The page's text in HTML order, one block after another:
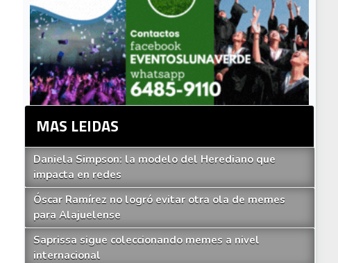
MAS LEIDAS
Daniela Simpson: la modelo del Herediano que
impacta en redes
Óscar Ramírez no logró evitar otra ola de memes
para Alajuelense
Saprissa sigue coleccionando memes a nivel
internacional